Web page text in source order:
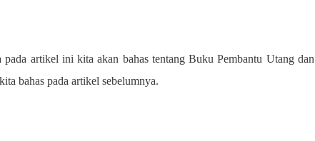
pada artikel ini kita akan bahas tentang Buku Pembantu Utang dan
bahas pada artikel sebelumnya.